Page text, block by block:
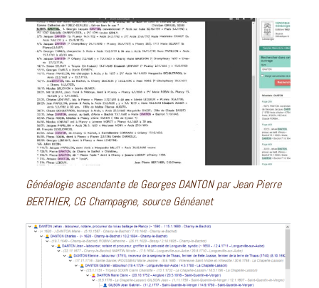
Généalogie ascendante de Georges DANTON par Jean Pierre
BERTHIER, CG Champagne, source Généanet